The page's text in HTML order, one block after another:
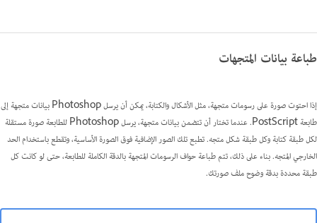
طباعة بيانات المتجهات
إذا احتوت صورة على رسومات متجهة، مثل الأشكال والكتابة، يمكن أن يرسل Photoshop بيانات متجهة إلى
طابعة PostScript. عندما تختار أن تتضمن بيانات متجهة، يرسل Photoshop للطابعة صورة مستقلة
لكل طبقة كتابة وكل طبقة شكل متجه. تطبع تلك الصور الإضافية فوق الصورة الأساسية، وتقطع باستخدام الحد
الخارجي المتجه. بناء على ذلك، تتم طباعة حواف الرسومات المتجهة بالدقة الكاملة للطابعة، حتى لو كانت كل
طبقة محددة بدقة وضوح ملف صورتك.